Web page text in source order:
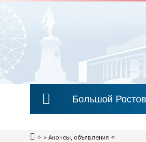
Большой Ростов
✧ > Анонсы, объявления ✧